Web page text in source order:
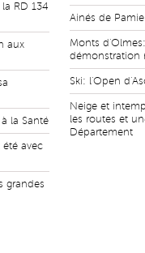
RD 134
aux
la Santé
avec
grandes
Ainés de
Monts
démonstration
Ski: l'Open
Neige et
les routes et
Département